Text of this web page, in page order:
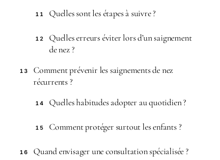
11 Quelles sont les étapes à suivre ?
12
Quelles erreurs éviter lors d’un saignement
de nez ?
13
Comment prévenir les saignements de nez
récurrents ?
14 Quelles habitudes adopter au quotidien ?
15 Comment protéger surtout les enfants ?
16 Quand envisager une consultation spécialisée ?